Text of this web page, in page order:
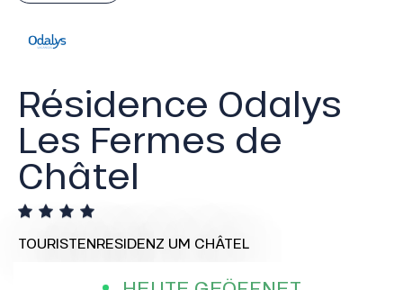
Résidence Odalys
Les Fermes de
Châtel
TOURISTENRESIDENZ UM CHÂTEL